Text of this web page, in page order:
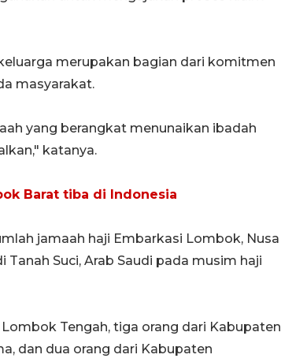
merupakan bagian dari komitmen
masyarakat.
yang berangkat menunaikan ibadah
katanya.
Barat tiba di Indonesia
jamaah haji Embarkasi Lombok, Nusa
Suci, Arab Saudi pada musim haji
Tengah, tiga orang dari Kabupaten
dan dua orang dari Kabupaten